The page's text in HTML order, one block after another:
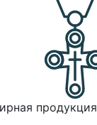
продукция